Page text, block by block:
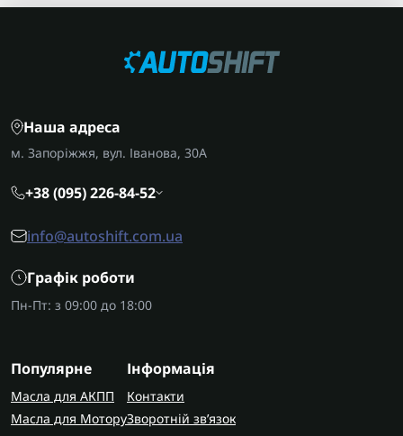
Наша адреса
м. Запоріжжя, вул. Іванова, 30А
+38 (095) 226-84-52
info@autoshift.com.ua
Графік роботи
Пн-Пт: з 09:00 до 18:00
Популярне
Масла для АКПП
Масла для Мотору
Інформація
Контакти
Зворотній зв’язок